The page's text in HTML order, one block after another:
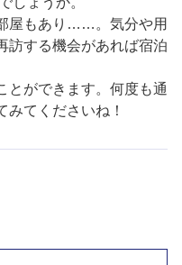
屋もあり……。気分や用
訪する機会があれば宿泊
とができます。何度も通
みてくださいね！